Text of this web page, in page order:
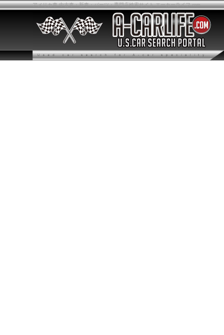
アメリカ車 中古車・新車・パーツ・専門店検索サイト エーカーライフ.com